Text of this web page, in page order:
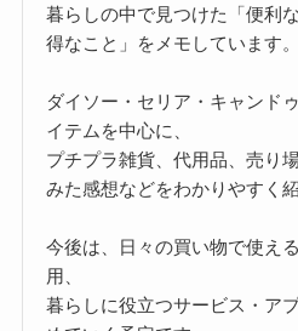
暮らしの中で見つけた「便利
得なこと」をメモしています。
ダイソー・セリア・キャンド
イテムを中心に、
プチプラ雑貨、代用品、売り
みた感想などをわかりやすく
今後は、日々の買い物で使え
用、
暮らしに役立つサービス・ア